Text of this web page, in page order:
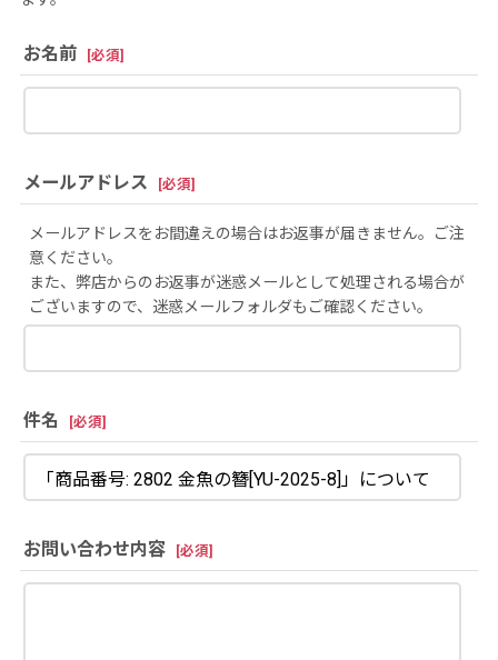
お名前 [必須]
メールアドレス [必須]
メールアドレスをお間違えの場合はお返事が届きません。ご注
意ください。
また、弊店からのお返事が迷惑メールとして処理される場合が
ございますので、迷惑メールフォルダもご確認ください。
件名 [必須]
お問い合わせ内容 [必須]